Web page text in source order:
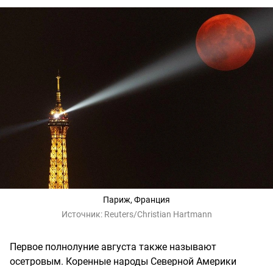
Париж, Франция
Источник: Reuters/Christian Hartmann
Первое полнолуние августа также называют
осетровым. Коренные народы Северной Америки